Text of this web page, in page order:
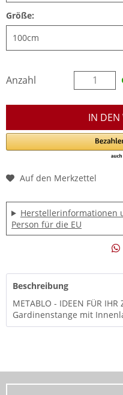
Größe:
Anzahl
IN DEN
Auf den Merkzettel
Herstellerinformationen
Person für die EU
Beschreibung
METABLO - IDEEN FÜR
Gardinenstange mit